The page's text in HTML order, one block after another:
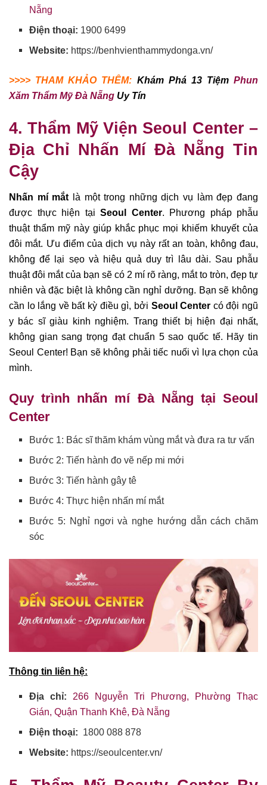
Nẵng
Điện thoại: 1900 6499
Website: https://benhvienthammydonga.vn/
>>>> THAM KHẢO THÊM: Khám Phá 13 Tiệm Phun
Xăm Thẩm Mỹ Đà Nẵng Uy Tín
4. Thẩm Mỹ Viện Seoul Center –
Địa Chỉ Nhấn Mí Đà Nẵng Tin
Cậy
Nhấn mí mắt là một trong những dịch vụ làm đẹp đang
được thực hiện tại Seoul Center. Phương pháp phẫu
thuật thẩm mỹ này giúp khắc phục mọi khiếm khuyết của
đôi mắt. Ưu điểm của dịch vụ này rất an toàn, không đau,
không để lại sẹo và hiệu quả duy trì lâu dài. Sau phẫu
thuật đôi mắt của bạn sẽ có 2 mí rõ ràng, mắt to tròn, đẹp tự
nhiên và đặc biệt là không cần nghỉ dưỡng. Bạn sẽ không
cần lo lắng về bất kỳ điều gì, bởi Seoul Center có đội ngũ
y bác sĩ giàu kinh nghiệm. Trang thiết bị hiện đại nhất,
không gian sang trọng đạt chuẩn 5 sao quốc tế. Hãy tin
Seoul Center! Bạn sẽ không phải tiếc nuối vì lựa chọn của
mình.
Quy trình nhấn mí Đà Nẵng tại Seoul
Center
Bước 1: Bác sĩ thăm khám vùng mắt và đưa ra tư vấn
Bước 2: Tiến hành đo vẽ nếp mi mới
Bước 3: Tiến hành gây tê
Bước 4: Thực hiện nhấn mí mắt
Bước 5: Nghỉ ngơi và nghe hướng dẫn cách chăm
sóc
Thông tin liên hệ:
Địa chỉ: 266 Nguyễn Tri Phương, Phường Thạc
Gián, Quận Thanh Khê, Đà Nẵng
Điện thoại: 1800 088 878
Website: https://seoulcenter.vn/